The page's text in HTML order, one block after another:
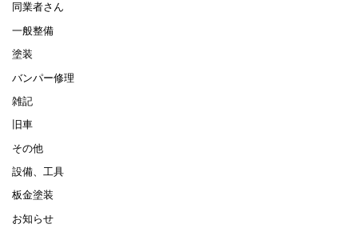
同業者さん
一般整備
塗装
バンパー修理
雑記
旧車
その他
設備、工具
板金塗装
お知らせ